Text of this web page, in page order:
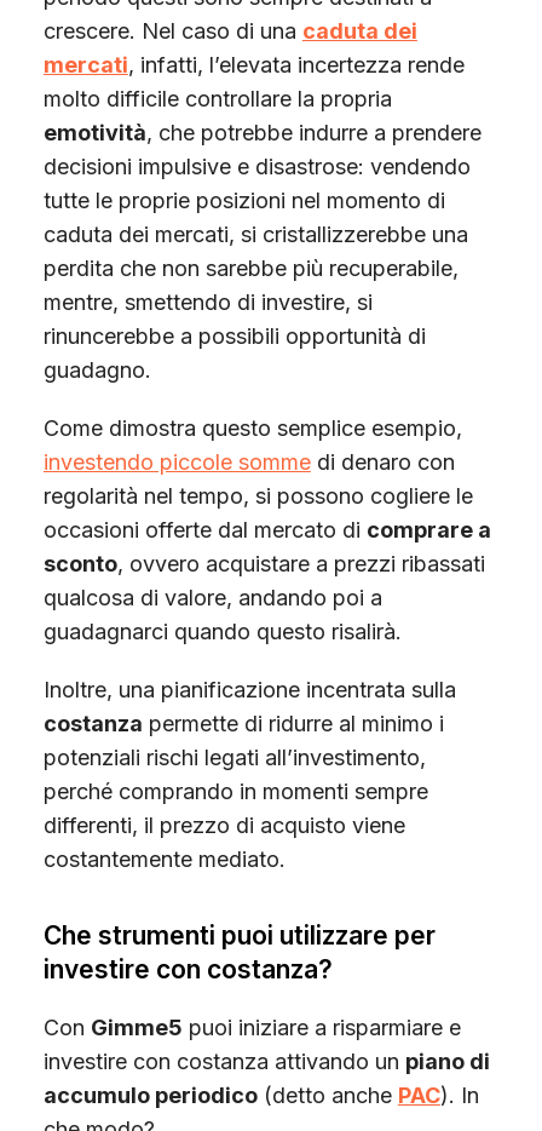
crescere. Nel caso di una caduta dei
mercati, infatti, l’elevata incertezza rende
molto difficile controllare la propria
emotività, che potrebbe indurre a prendere
decisioni impulsive e disastrose: vendendo
tutte le proprie posizioni nel momento di
caduta dei mercati, si cristallizzerebbe una
perdita che non sarebbe più recuperabile,
mentre, smettendo di investire, si
rinuncerebbe a possibili opportunità di
guadagno.
Come dimostra questo semplice esempio,
investendo piccole sommedi denaro con
regolarità nel tempo, si possono cogliere le
occasioni offerte dal mercato di comprare a
sconto, ovvero acquistare a prezzi ribassati
qualcosa di valore, andando poi a
guadagnarci quando questo risalirà.
Inoltre, una pianificazione incentrata sulla
costanza permette di ridurre al minimo i
potenziali rischi legati all’investimento,
perché comprando in momenti sempre
differenti, il prezzo di acquisto viene
costantemente mediato.
Che strumenti puoi utilizzare per
investire con costanza?
Con Gimme5 puoi iniziare a risparmiare e
investire con costanza attivando un piano di
accumulo periodico(detto anche PAC). In